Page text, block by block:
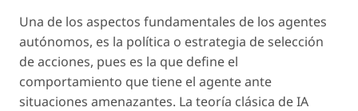
Una de los aspectos fundamentales de los agentes
autónomos, es la política o estrategia de selección
de acciones, pues es la que define el
comportamiento que tiene el agente ante
situaciones amenazantes. La teoría clásica de IA